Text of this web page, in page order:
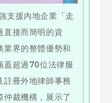
援內地企業「走
直接而簡明的資
業界的整體優勢和
蓋超過70位法律服
註冊外地律師事務
仲裁機構，展示了